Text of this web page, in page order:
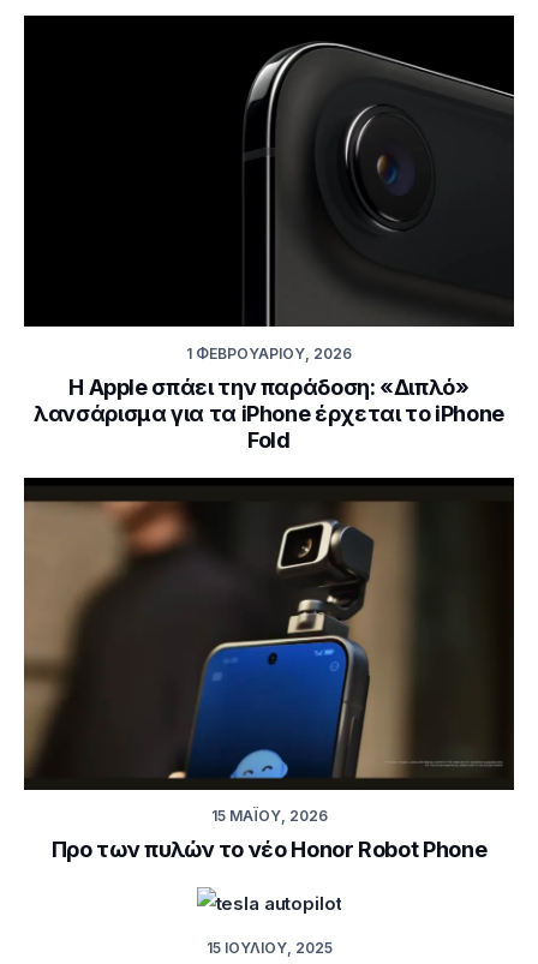
1 ΦΕΒΡΟΥΑΡΊΟΥ, 2026
Η Apple σπάει την παράδοση: «Διπλό»
λανσάρισμα για τα iPhone έρχεται το iPhone
Fold
15 ΜΑΪ́ΟΥ, 2026
Προ των πυλών το νέο Honor Robot Phone
15 ΙΟΥΛΊΟΥ, 2025